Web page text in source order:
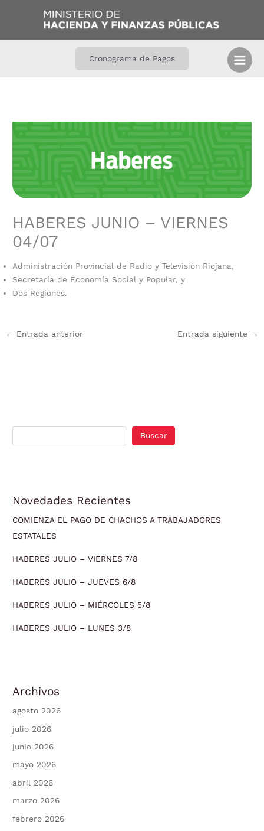
Cronograma de Pagos
HABERES JUNIO – VIERNES
04/07
Administración Provincial de Radio y Televisión Riojana,
Secretaría de Economía Social y Popular, y
Dos Regiones.
← Entrada anterior Entrada siguiente →
s
Buscar
Novedades Recientes
COMIENZA EL PAGO DE CHACHOS A TRABAJADORES
ESTATALES
HABERES JULIO – VIERNES 7/8
HABERES JULIO – JUEVES 6/8
HABERES JULIO – MIÉRCOLES 5/8
HABERES JULIO – LUNES 3/8
Archivos
agosto 2026
julio 2026
junio 2026
mayo 2026
abril 2026
marzo 2026
febrero 2026